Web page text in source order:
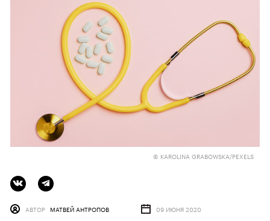
© KAROLINA GRABOWSKA/PEXELS
АВТОР МАТВЕЙ АНТРОПОВ 09 ИЮНЯ 2020